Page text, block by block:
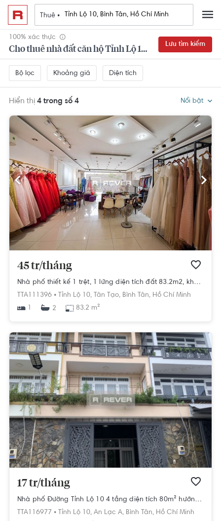
Thuê •
100% xác thực
Cho thuê nhà đất căn hộ Tỉnh Lộ 10, Bình Tân, Hồ Chí Minh
Lưu tìm kiếm
Bộ lọc Khoảng giá Diện tích
Hiển thị 4 trong số 4 Nổi bật
45 tr/tháng
Nhà phố thiết kế 1 trệt, 1 lửng diện tích đất 83.2m2, khu dân cư hiện hữu.
TTA111396 • Tỉnh Lộ 10, Tân Tạo, Bình Tân, Hồ Chí Minh
1
2 83.2 m²
17 tr/tháng
Nhà phố Đường Tỉnh Lộ 10 4 tầng diện tích 80m² hướng đông pháp lý sổ hồng.
TTA116977 •
Tỉnh Lộ 10, An Lạc A, Bình Tân, Hồ Chí Minh